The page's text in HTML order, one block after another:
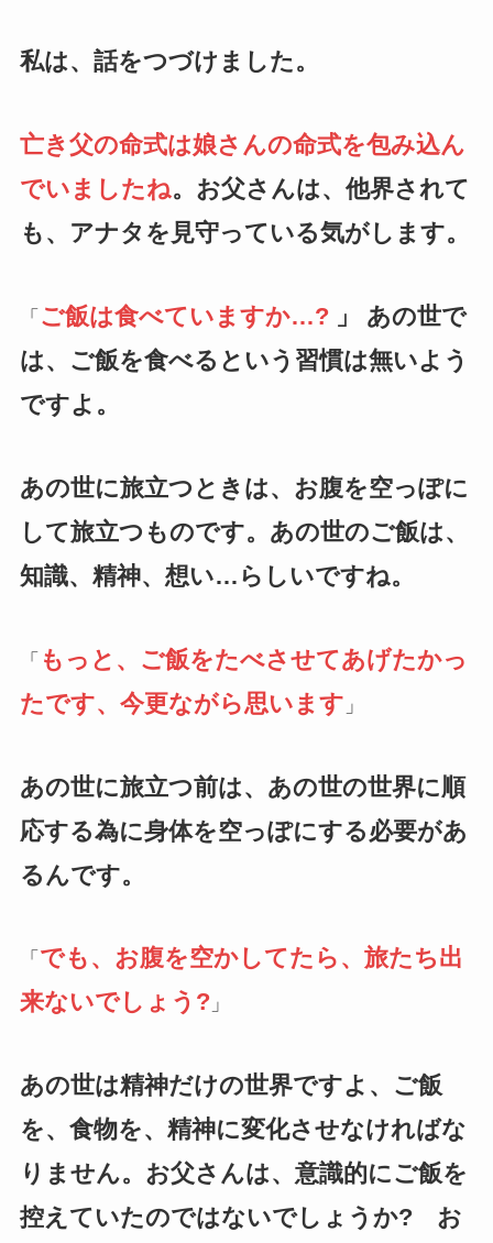
私は、話をつづけました。
亡き父の命式は娘さんの命式を包み込ん
でいましたね。お父さんは、他界されて
も、アナタを見守っている気がします。
「 ご飯は食べていますか…? 」 あの世で
は、ご飯を食べるという習慣は無いよう
ですよ。
あの世に旅立つときは、お腹を空っぽに
して旅立つものです。あの世のご飯は、
知識、精神、想い…らしいですね。
「 もっと、ご飯をたべさせてあげたかっ
たです、今更ながら思います 」
あの世に旅立つ前は、あの世の世界に順
応する為に身体を空っぽにする必要があ
るんです。
「 でも、お腹を空かしてたら、旅たち出
来ないでしょう? 」
あの世は精神だけの世界ですよ、ご飯
を、食物を、精神に変化させなければな
りません。お父さんは、意識的にご飯を
控えていたのではないでしょうか?
お